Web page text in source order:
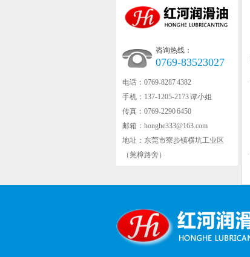
咨询热线：
0769-83523027
电话：0769-8287 4382
手机：137-1205-2173 谭小姐
传真：0769-2290 6450
邮箱：honghe333@163.com
地址：东莞市寮步镇横坑工业区
（莞樟路旁）